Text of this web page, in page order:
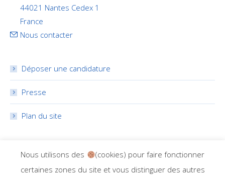
44021 Nantes Cedex 1
France
Nous contacter
Déposer une candidature
Presse
Plan du site
RÉSEAUX SOCIAUX
Nous utilisons des
(cookies) pour faire fonctionner
certaines zones du site et vous distinguer des autres